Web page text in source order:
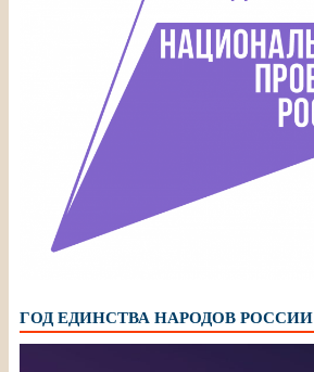
ГОД ЕДИНСТВА НАРОДОВ РОССИИ